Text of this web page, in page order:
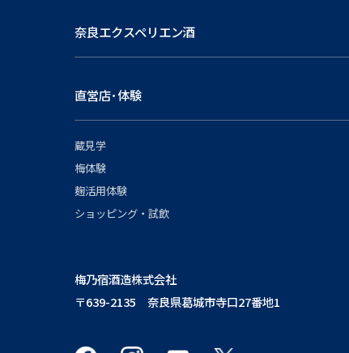
奈良エクスペリエン酒
直営店･体験
蔵見学
梅体験
麹活用体験
ショッピング・試飲
梅乃宿酒造株式会社
〒639-2135 奈良県葛城市寺口27番地1